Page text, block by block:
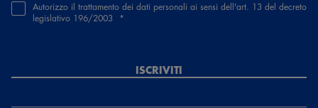
Autorizzo il trattamento dei dati personali ai sensi dell'art. 13 del decreto
legislativo 196/2003
ISCRIVITI